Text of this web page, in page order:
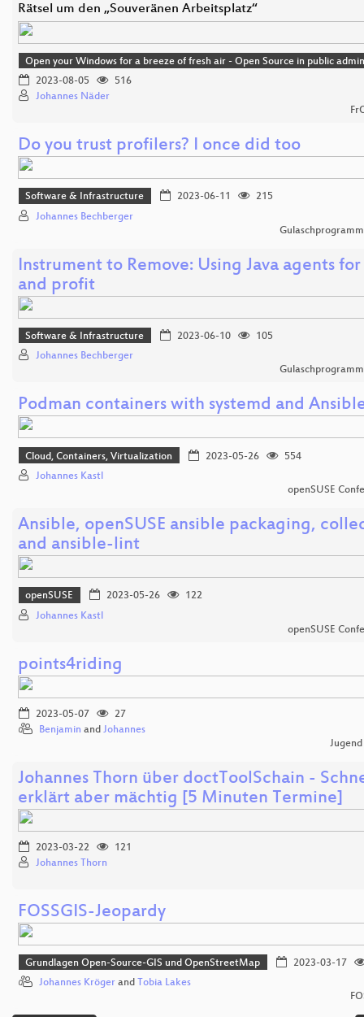
Rätsel um den „Souveränen Arbeitsplatz“
Open your Windows for a breeze of fresh air - Open Source in public
2023-08-05
516
Johannes Näder
Do you trust profilers? I once did too
Software & Infrastructure 2023-06-11
215
Johannes Bechberger
Instrument to Remove: Using Java agents
and profit
Software & Infrastructure 2023-06-10
105
Johannes Bechberger
Podman containers with systemd and
Cloud, Containers, Virtualization 2023-05-26
554
Johannes Kastl
openSUSE
Ansible, openSUSE ansible packaging,
and ansible-lint
openSUSE 2023-05-26
122
Johannes Kastl
openSUSE
points4riding
2023-05-07
27
Benjamin and Johannes
Johannes Thorn über doctToolSchain -
erklärt aber mächtig [5 Minuten Termine]
2023-03-22
121
Johannes Thorn
FOSSGIS-Jeopardy
Grundlagen Open-Source-GIS und OpenStreetMap
2023-03-17
Johannes Kröger and Tobia Lakes